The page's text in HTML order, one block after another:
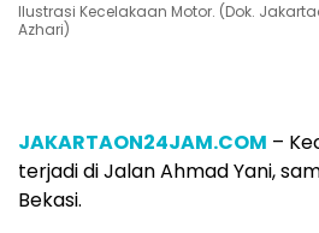
Ilustrasi Kecelakaan Motor. (Dok.
Azhari)
JAKARTAON24JAM.COM –
terjadi di Jalan Ahmad Yani,
Bekasi.